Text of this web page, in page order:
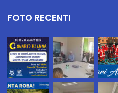
FOTO RECENTI